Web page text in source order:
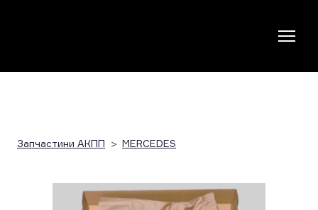
Запчастини АКПП MERCEDES